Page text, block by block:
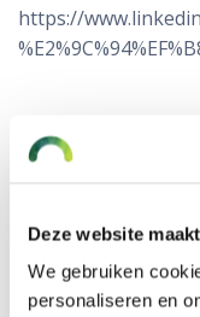
Deze website
We gebruiken
personaliseren en
https://
Ik ben niet
zijn. Want
voor later.